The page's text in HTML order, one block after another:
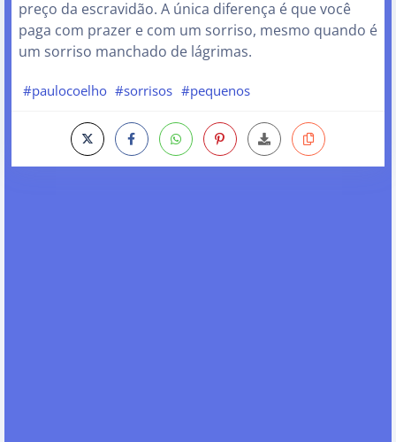
preço da escravidão. A única diferença é que você
paga com prazer e com um sorriso, mesmo quando é
um sorriso manchado de lágrimas.
#paulocoelho #sorrisos #pequenos